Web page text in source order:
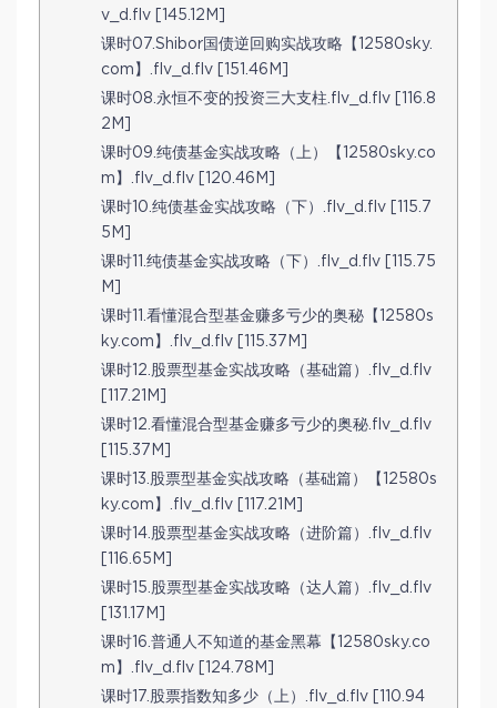
v_d.flv [145.12M]
课时07.Shibor国债逆回购实战攻略【12580sky.
com】.flv_d.flv [151.46M]
课时08.永恒不变的投资三大支柱.flv_d.flv [116.8
2M]
课时09.纯债基金实战攻略（上）【12580sky.co
m】.flv_d.flv [120.46M]
课时10.纯债基金实战攻略（下）.flv_d.flv [115.7
5M]
课时11.纯债基金实战攻略（下）.flv_d.flv [115.75
M]
课时11.看懂混合型基金赚多亏少的奥秘【12580s
ky.com】.flv_d.flv [115.37M]
课时12.股票型基金实战攻略（基础篇）.flv_d.flv
[117.21M]
课时12.看懂混合型基金赚多亏少的奥秘.flv_d.flv
[115.37M]
课时13.股票型基金实战攻略（基础篇）【12580s
ky.com】.flv_d.flv [117.21M]
课时14.股票型基金实战攻略（进阶篇）.flv_d.flv
[116.65M]
课时15.股票型基金实战攻略（达人篇）.flv_d.flv
[131.17M]
课时16.普通人不知道的基金黑幕【12580sky.co
m】.flv_d.flv [124.78M]
课时17.股票指数知多少（上）.flv_d.flv [110.94